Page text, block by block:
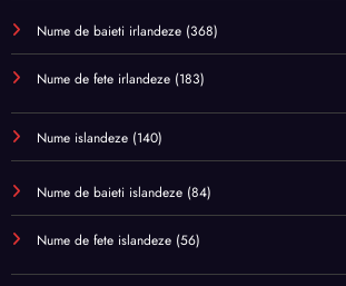
Nume de baieti irlandeze (368)
Nume de fete irlandeze (183)
Nume islandeze (140)
Nume de baieti islandeze (84)
Nume de fete islandeze (56)